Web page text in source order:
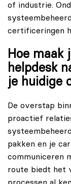
of industrie.
certificeringen
Hoe maak
helpdesk
je huidige
De overstap
proactief
pakken en je
communiceren
route biedt het
processen al